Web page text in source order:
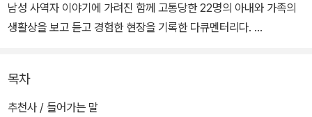
남성 사역자 이야기에 가려진 함께 고통당한 22명의 아내와 가족의
생활상을 보고 듣고 경험한 현장을 기록한 다큐멘터리다.
건을 보고 사역자 아내들의 고통을 깨달아 전 세계에 경종을 울리겠
다고 결심했다. 자신의 깨달음을 동시대인과 함께 호흡해 더 나은 동
목차
추천사 / 들어가는 말